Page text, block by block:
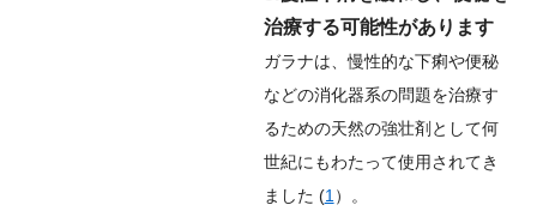
治療する可能性があります
ガラナは、慢性的な下痢や便秘
などの消化器系の問題を治療す
るための天然の強壮剤として何
世紀にもわたって使用されてき
ました (1 ）。